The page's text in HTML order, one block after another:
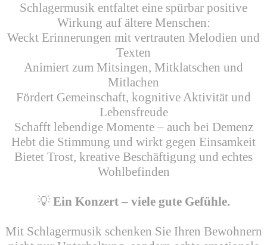
Schlagermusik entfaltet eine spürbar positive
Wirkung auf ältere Menschen:
Weckt Erinnerungen mit vertrauten Melodien und
Texten
Animiert zum Mitsingen, Mitklatschen und
Mitlachen
Fördert Gemeinschaft, kognitive Aktivität und
Lebensfreude
Schafft lebendige Momente – auch bei Demenz
Hebt die Stimmung und wirkt gegen Einsamkeit
Bietet Trost, kreative Beschäftigung und echtes
Wohlbefinden
💡Ein Konzert – viele gute Gefühle.
Mit Schlagermusik schenken Sie Ihren Bewohnern